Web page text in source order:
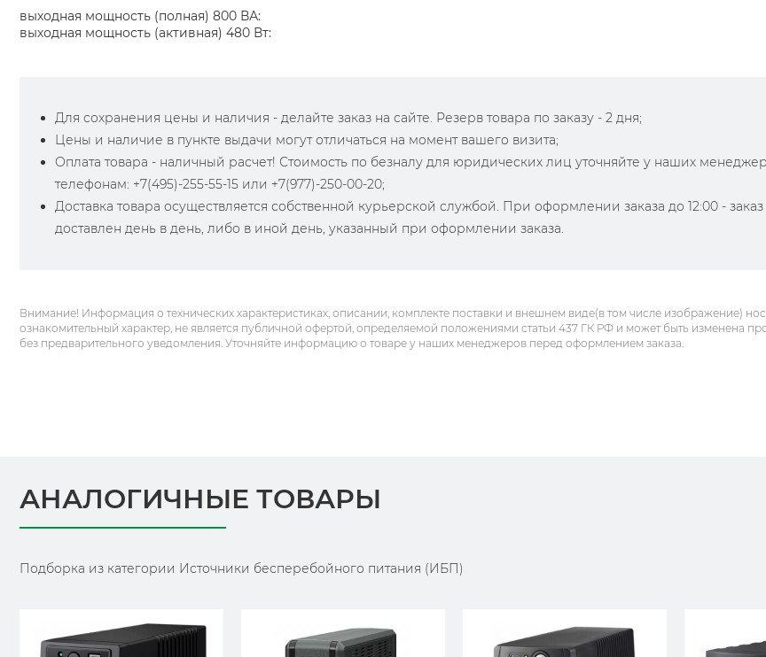
выходная мощность (полная) 800 ВА:
выходная мощность (активная) 480 Вт:
Для сохранения цены и наличия - делайте заказ на сайте. Резерв товара по заказу - 2 дня;
Цены и наличие в пункте выдачи могут отличаться на момент вашего визита;
Оплата товара - наличный расчет! Стоимость по безналу для юридических лиц уточняйте у наших
телефонам: +7(495)-255-55-15 или +7(977)-250-00-20;
Доставка товара осуществляется собственной курьерской службой. При оформлении заказа до 12:00 - заказ
доставлен день в день, либо в иной день, указанный при оформлении заказа.
Внимание! Информация о технических характеристиках, описании, комплекте поставки и внешнем виде(в том числе изображение)
ознакомительный характер, не является публичной офертой, определяемой положениями статьи 437 ГК РФ и может быть изменена
без предварительного уведомления. Уточняйте информацию о товаре у наших менеджеров перед оформлением заказа.
АНАЛОГИЧНЫЕ ТОВАРЫ
Подборка из категории Источники бесперебойного питания (ИБП)